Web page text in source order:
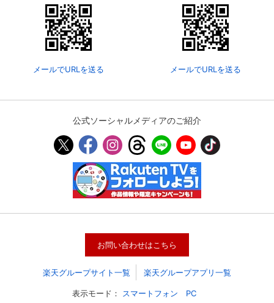
基本情報、本人連絡先、パスワード 、クレ
ジットカード情報の変更が可能です。
決済方法の変更が可能です。
メールでURLを送る メールでURLを送る
公式ソーシャルメディアのご紹介
お問い合わせはこちら
楽天グループサイト一覧 楽天グループアプリ一覧
表示モード： スマートフォン PC